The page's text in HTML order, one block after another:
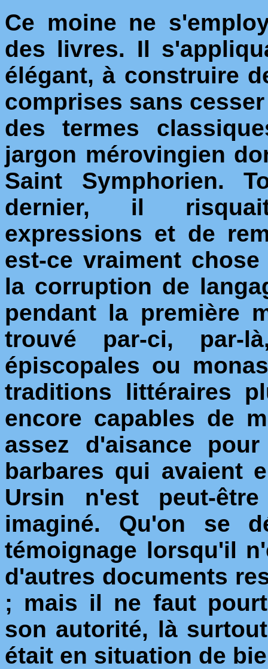
Ce moine ne
des livres. Il
élégant, à construire
comprises sans
des termes
jargon mérovingien
Saint Symphorien.
dernier, il
expressions et de
est-ce vraiment
la corruption de
pendant la première
trouvé par-ci, par-
épiscopales ou
traditions littéraires
encore capables de
assez d'aisance
barbares qui avaient
Ursin n'est peut-
imaginé. Qu'on se
témoignage lorsqu'il
d'autres documents
; mais il ne faut
son autorité, là
était en situation de